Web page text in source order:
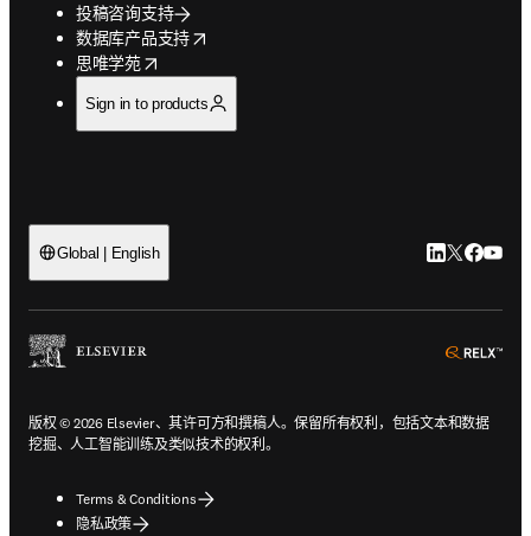
投稿咨询支持
数据库产品支持
opens in new tab/window
思唯学苑
opens in new tab/window
Sign in to products
Global | English LinkedIn 在
Twitter 在
版权 © 2026 Elsevier、其许可方和撰稿人。保留所有权利，包括文本和数据
挖掘、人工智能训练及类似技术的权利。
Terms & Conditions
隐私政策